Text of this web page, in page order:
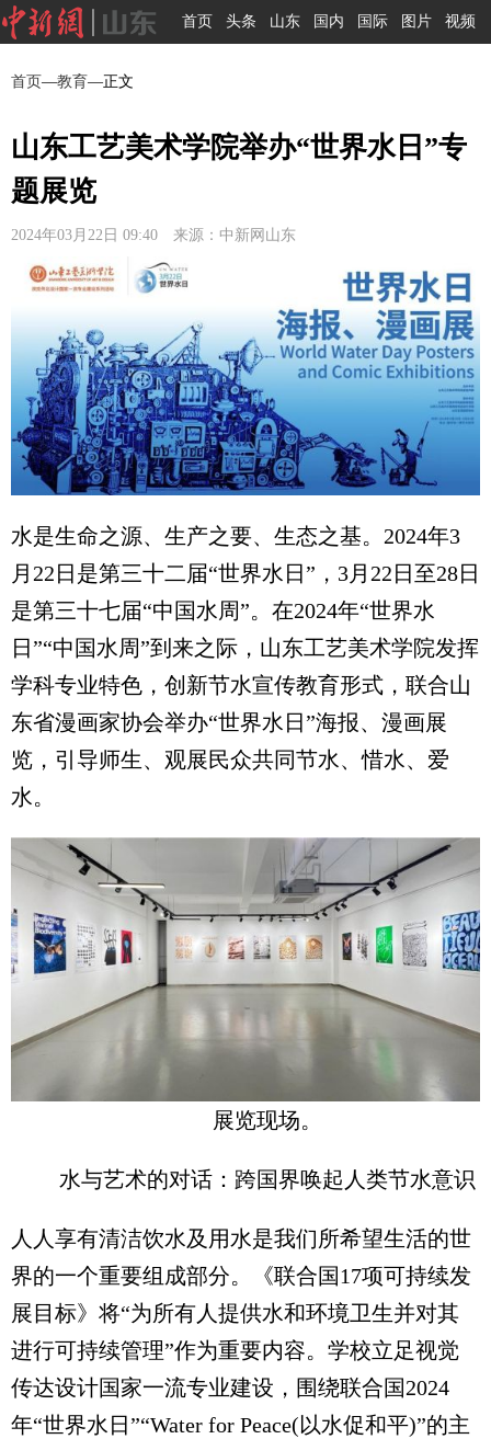
首页 头条 山东 国内 国际 图片 视频
首页—教育—正文
山东工艺美术学院举办“世界水日”专
题展览
2024年03月22日 09:40 来源：中新网山东
水是生命之源、生产之要、生态之基。2024年3
月22日是第三十二届“世界水日”，3月22日至28日
是第三十七届“中国水周”。在2024年“世界水
日”“中国水周”到来之际，山东工艺美术学院发挥
学科专业特色，创新节水宣传教育形式，联合山
东省漫画家协会举办“世界水日”海报、漫画展
览，引导师生、观展民众共同节水、惜水、爱
水。
展览现场。
水与艺术的对话：跨国界唤起人类节水意识
人人享有清洁饮水及用水是我们所希望生活的世
界的一个重要组成部分。《联合国17项可持续发
展目标》将“为所有人提供水和环境卫生并对其
进行可持续管理”作为重要内容。学校立足视觉
传达设计国家一流专业建设，围绕联合国2024
年“世界水日”“Water for Peace(以水促和平)”的主